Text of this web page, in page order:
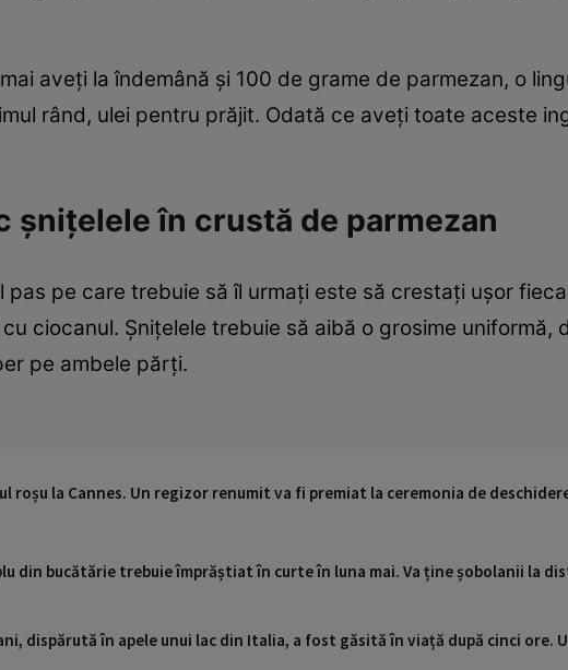
aveți la îndemână și 100 de grame de parmezan, o
rând, ulei pentru prăjit. Odată ce aveți toate aceste
șnițelele în crustă de parmezan
pas pe care trebuie să îl urmați este să crestați ușor
ciocanul. Șnițelele trebuie să aibă o grosime uniformă,
pe ambele părți.
roșu la Cannes. Un regizor renumit va fi premiat la ceremonia de
din bucătărie trebuie împrăștiat în curte în luna mai. Va ține șobolanii la
dispărută în apele unui lac din Italia, a fost găsită în viață după cinci ore.